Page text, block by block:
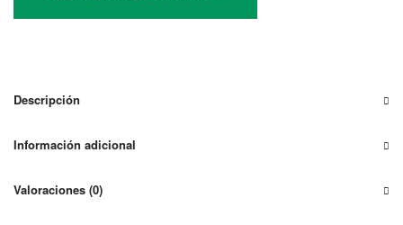
EQX2-
HSX
Descripción
Información adicional
Valoraciones (0)